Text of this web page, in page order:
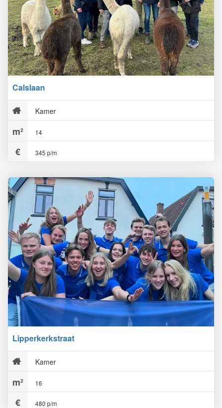
Calslaan
Kamer
14
345 p/m
Lipperkerkstraat
Kamer
16
480 p/m